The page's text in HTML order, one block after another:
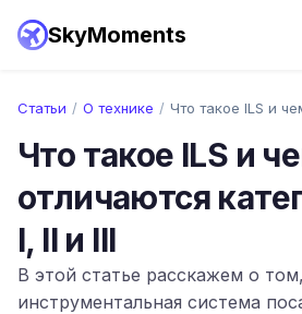
SkyMoments
Статьи / О технике /
Что такое ILS и
отличаются
I, II и III
В этой статье расскажем о
инструментальная система